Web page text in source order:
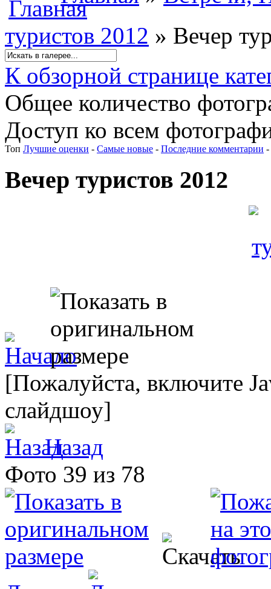
туристов 2012 » Вечер
К обзорной странице
Общее количество
Доступ ко всем
Топ Лучшие оценки - Самые новые - Последние комментарии -
Вечер туристов 2012
[Пожалуйста, включите
слайдшоу]
Назад
Фото 39 из 78